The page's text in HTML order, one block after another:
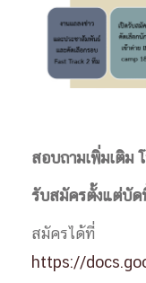
สอบถามเพิ่มเติม
รับสมัครตั้งแต่บั
สมัครได้ที่
https://